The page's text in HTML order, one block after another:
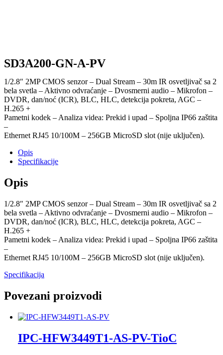
SD3A200-GN-A-PV
1/2.8″ 2MP CMOS senzor – Dual Stream – 30m IR osvetljivač sa 2
bela svetla – Aktivno odvraćanje – Dvosmerni audio – Mikrofon –
DVDR, dan/noć (ICR), BLC, HLC, detekcija pokreta, AGC –
H.265 +
Pametni kodek – Analiza videa: Prekid i upad – Spoljna IP66 zaštita
–
Ethernet RJ45 10/100M – 256GB MicroSD slot (nije uključen).
Opis
Specifikacije
Opis
1/2.8″ 2MP CMOS senzor – Dual Stream – 30m IR osvetljivač sa 2
bela svetla – Aktivno odvraćanje – Dvosmerni audio – Mikrofon –
DVDR, dan/noć (ICR), BLC, HLC, detekcija pokreta, AGC –
H.265 +
Pametni kodek – Analiza videa: Prekid i upad – Spoljna IP66 zaštita
–
Ethernet RJ45 10/100M – 256GB MicroSD slot (nije uključen).
Specifikacija
Povezani proizvodi
IPC-HFW3449T1-AS-PV-TioC